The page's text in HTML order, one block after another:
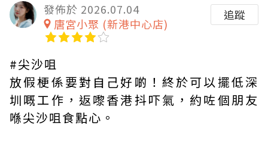
發佈於 2026.07.04
唐宮小聚 (新港中心店)
追蹤
#尖沙咀
放假梗係要對自己好啲！終於可以擺低深
圳嘅工作，返嚟香港抖吓氣，約咗個朋友
喺尖沙咀食點心。